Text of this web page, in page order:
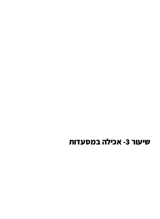
שיעור 3- אכילה במסעדות